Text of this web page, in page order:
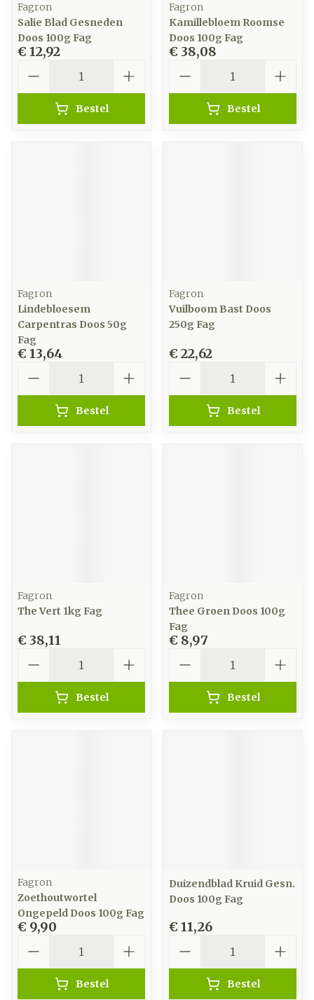
Fagron
Salie Blad Gesneden
Doos 100g Fag
€ 12,92
Bestel
Fagron
Kamillebloem Roomse
Doos 100g Fag
€ 38,08
Bestel
Fagron
Lindebloesem
Carpentras Doos 50g
Fag
€ 13,64
Bestel
Fagron
Vuilboom Bast Doos
250g Fag
€ 22,62
Bestel
Fagron
The Vert 1kg Fag
€ 38,11
Bestel
Fagron
Thee Groen Doos 100g
Fag
€ 8,97
Bestel
Fagron
Zoethoutwortel
Ongepeld Doos 100g Fag
€ 9,90
Bestel
Duizendblad Kruid Gesn.
Doos 100g Fag
€ 11,26
Bestel